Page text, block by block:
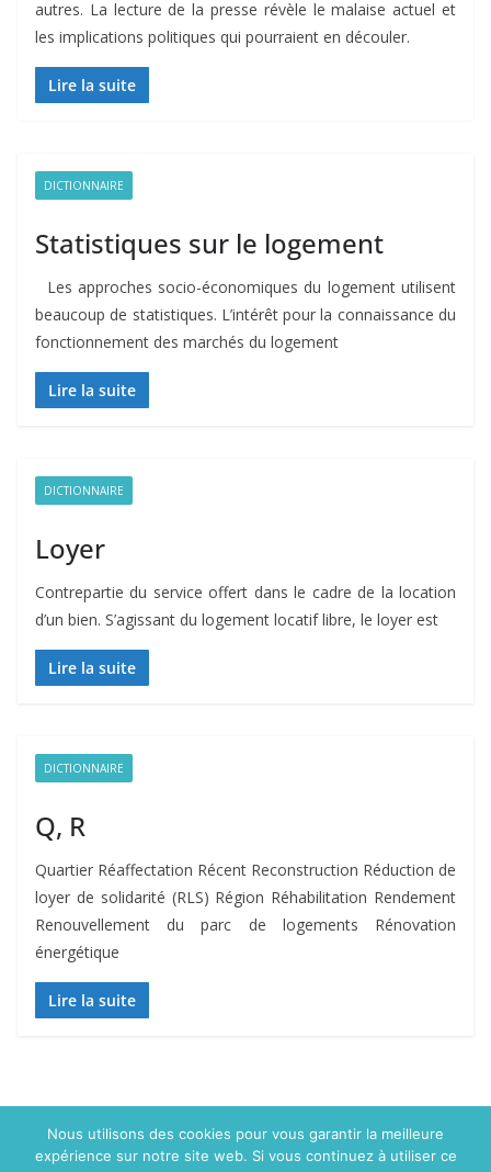
autres. La lecture de la presse révèle le malaise actuel et
les implications politiques qui pourraient en découler.
Lire la suite
DICTIONNAIRE
Statistiques sur le logement
Les approches socio-économiques du logement utilisent
beaucoup de statistiques. L’intérêt pour la connaissance du
fonctionnement des marchés du logement
Lire la suite
DICTIONNAIRE
Loyer
Contrepartie du service offert dans le cadre de la location
d’un bien. S’agissant du logement locatif libre, le loyer est
Lire la suite
DICTIONNAIRE
Q, R
Quartier Réaffectation Récent Reconstruction Réduction de
loyer de solidarité (RLS) Région Réhabilitation Rendement
Renouvellement du parc de logements Rénovation
énergétique
Lire la suite
Nous utilisons des cookies pour vous garantir la meilleure
expérience sur notre site web. Si vous continuez à utiliser ce